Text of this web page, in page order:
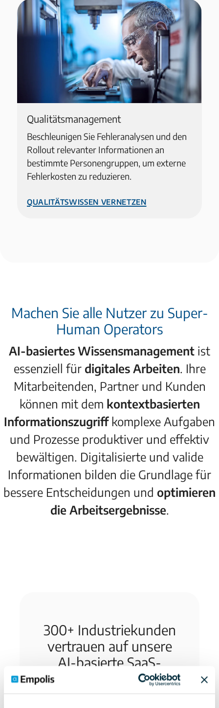
Qualitätsmanagement
Beschleunigen Sie Fehleranalysen und den
Rollout relevanter Informationen an
bestimmte Personengruppen, um externe
Fehlerkosten zu reduzieren.
Qualitätswissen vernetzen
Machen Sie alle Nutzer zu Super-
Human Operators
AI-basiertes Wissensmanagement ist
essenziell für digitales Arbeiten. Ihre
Mitarbeitenden, Partner und Kunden
können mit dem kontextbasierten
Informationszugriffkomplexe Aufgaben
und Prozesse produktiver und effektiv
bewältigen. Digitalisierte und valide
Informationen bilden die Grundlage für
bessere Entscheidungen und optimieren
die Arbeitsergebnisse.
300+ Industriekunden
vertrauen auf unsere
AI-basierte SaaS-